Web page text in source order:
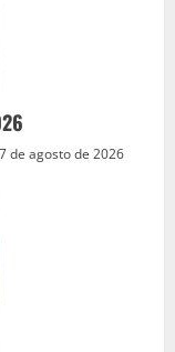
7 de agosto de 2026